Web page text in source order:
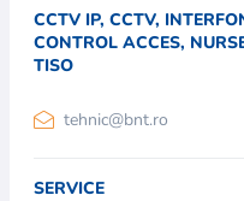
CCTV IP, CCTV,
CONTROL ACCES,
TISO
tehnic@bnt.ro
SERVICE